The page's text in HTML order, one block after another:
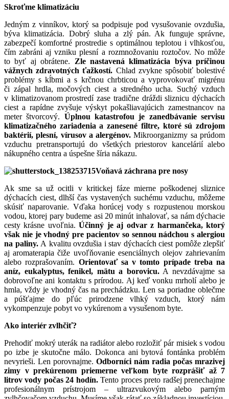
Skroťme klimatizáciu
Jedným z vinníkov, ktorý sa podpisuje pod vysušovanie ovzdušia,
býva klimatizácia. Dobrý sluha a zlý pán. Ak funguje správne,
zabezpečí komfortné prostredie s optimálnou teplotou i vlhkosťou,
čím zabráni aj vzniku plesní a rozmnožovaniu roztočov. No môže
to byť aj obrátene. Zle nastavená klimatizácia býva príčinou
vážnych zdravotných ťažkostí. Chlad zvykne spôsobiť bolestivé
problémy s kĺbmi a s krčnou chrbticou a vyprovokovať migrénu
či zápal hrdla, močových ciest a stredného ucha. Suchý vzduch
v klimatizovanom prostredí zase tradične dráždi sliznicu dýchacích
ciest a rapídne zvyšuje výskyt pokašliavajúcich zamestnancov na
meter štvorcový. Úplnou katastrofou je zanedbávanie servisu
klimatizačného zariadenia a zanesené filtre, ktoré sú zdrojom
baktérií, plesní, vírusov a alergénov. Mikroorganizmy sa prúdom
vzduchu pretransportujú do všetkých priestorov kancelárií alebo
nákupného centra a úspešne šíria nákazu.
Voňavá záchrana pre nosy
Ak sme sa už ocitli v kritickej fáze mierne poškodenej sliznice
dýchacích ciest, dlhší čas vystavených suchému vzduchu, môžeme
skúsiť naparovanie. Vďaka horúcej vody s rozpustenou morskou
vodou, ktorej pary budeme asi 20 minút inhalovať, sa nám dýchacie
cesty krásne uvoľnia.Účinný je aj odvar z harmančeka, ktorý
však nie je vhodný pre pacientov so sennou nádchou s alergiou
na paliny. A kvalitu ovzdušia i stav dýchacích ciest pomôže zlepšiť
aj aromaterapia čiže uvoľňovanie esenciálnych olejov zahrievaním
alebo rozprašovaním. Orientovať sa v tomto prípade treba na
aníz, eukalyptus, fenikel, mätu a borovicu.A nevzdávajme sa
dobrovoľne ani kontaktu s prírodou. Aj keď vonku mrholí alebo je
hmla, vždy je vhodný čas na prechádzku. Len sa poriadne oblečme
a púšťajme do pľúc prirodzene vlhký vzduch, ktorý nám
vykompenzuje pobyt vo vykúrenom a vysušenom byte.
Ako interiér zvlhčiť?
Prehodiť mokrý uterák na radiátor alebo rozložiť pár misiek s vodou
po izbe je skutočne málo. Dokonca ani bytová fontánka problém
nevyrieši. Len porovnajme. Odborníci nám radia počas mrazivej
zimy v prekúrenom priemerne veľkom byte rozprášiť až 7
litrov vody počas 24 hodín.Tento proces preto radšej prenechajme
profesionálnym prístrojom – ultrazvukovým alebo parným